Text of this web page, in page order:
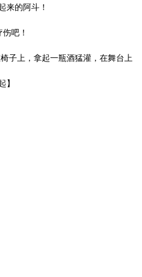
来的阿斗！
吧！
子上，拿起一瓶酒猛灌，在舞台上
】